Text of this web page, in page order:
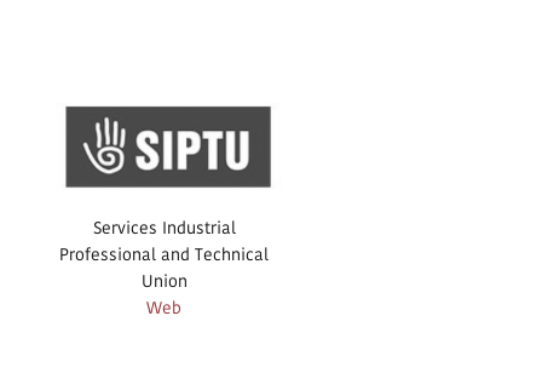
Services Industrial
Professional and Technical
Union
Web